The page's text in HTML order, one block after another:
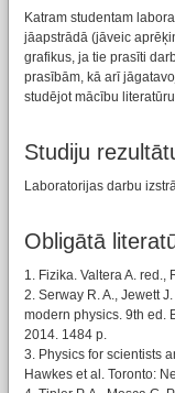
Katram studentam
jāapstrādā (jāveic
grafikus, ja tie prasīti
prasībām, kā arī
studējot mācību
Studiju
Laboratorijas darbu
Obligātā
1. Fizika. Valtera A.
2. Serway R. A., Jewett
modern physics. 9th ed.
2014. 1484 p.
3. Physics for scientists
Hawkes et al. Toronto: